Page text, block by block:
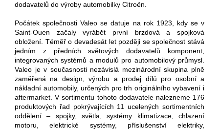
dodavatelů do výroby automobilky Citroën.
Počátek společnosti Valeo se datuje na rok 1923, kdy se v
Saint-Ouen začaly vyrábět první brzdová a spojková
obložení. Téměř o devadesát let později se společnost stává
jedním z předních světových dodavatelů komponent,
integrovaných systémů a modulů pro automobilový průmysl.
Valeo je v současnosti nezávislá mezinárodní skupina plně
zaměřená na design, výrobu a prodej dílů pro osobní a
nákladní automobily, určených pro trh originálního vybavení i
aftermarket. V sortimentu tohoto dodavatele nalezneme 176
produktových řad pokrývajících 11 ucelených sortimentních
oddělení – spojky, světla, systémy klimatizace, chlazení
motoru, elektrické systémy, příslušenství elektriky,